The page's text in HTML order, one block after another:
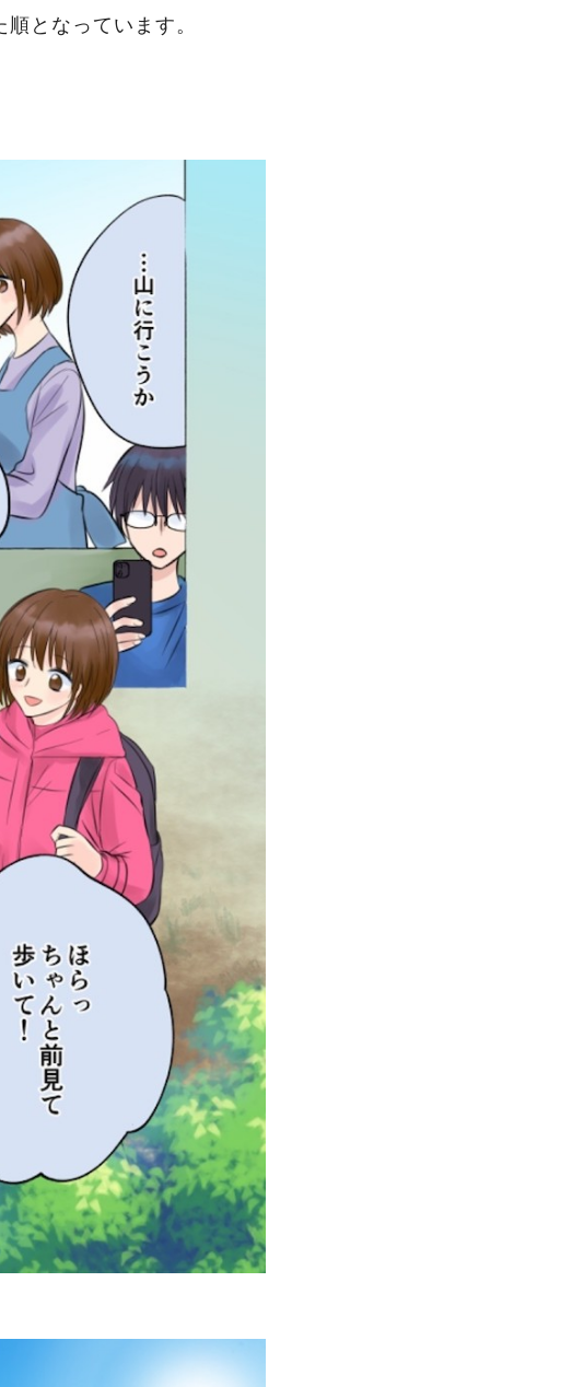
となっています。